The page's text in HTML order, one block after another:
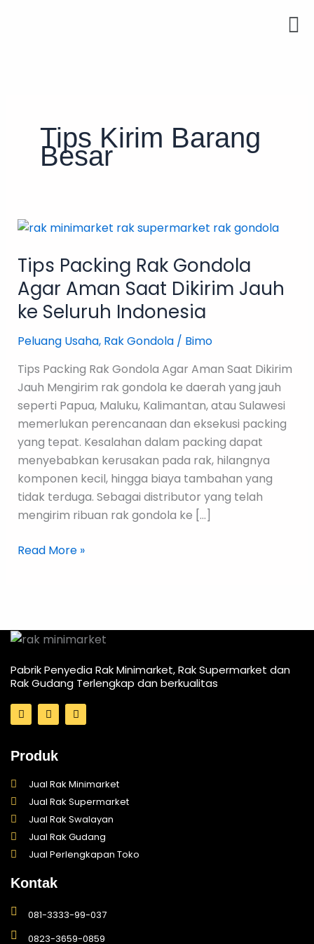
Tips Kirim Barang
Besar
Tips Packing Rak Gondola
Agar Aman Saat Dikirim Jauh
ke Seluruh Indonesia
Peluang Usaha, Rak Gondola/ Bimo
Tips Packing Rak Gondola Agar Aman Saat Dikirim
Jauh Mengirim rak gondola ke daerah yang jauh
seperti Papua, Maluku, Kalimantan, atau Sulawesi
memerlukan perencanaan dan eksekusi packing
yang tepat. Kesalahan dalam packing dapat
menyebabkan kerusakan pada rak, hilangnya
komponen kecil, hingga biaya tambahan yang
tidak terduga. Sebagai distributor yang telah
mengirim ribuan rak gondola ke […]
Tips
Rak
Gondola
Agar
Aman
Saat
Jauh
ke
Seluruh
Indonesia
Read More »
Pabrik Penyedia Rak Minimarket, Rak Supermarket dan
Rak Gudang Terlengkap dan berkualitas
I
n
s
a
g
T
i
k
o
k
F
a
c
k
f
Produk
Jual Rak Minimarket
Jual Rak Supermarket
Jual Rak Swalayan
Jual Rak Gudang
Jual Perlengkapan Toko
Kontak
081-3333-99-037
0823-3659-0859